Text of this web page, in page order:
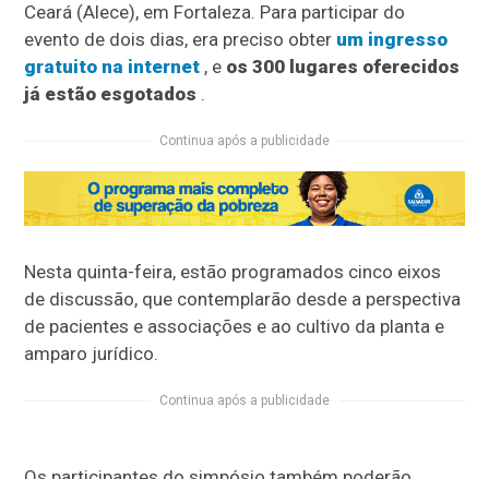
Ceará (Alece), em Fortaleza. Para participar do
evento de dois dias, era preciso obter um ingresso
gratuito na internet , e os 300 lugares oferecidos
já estão esgotados .
Continua após a publicidade
Nesta quinta-feira, estão programados cinco eixos
de discussão, que contemplarão desde a perspectiva
de pacientes e associações e ao cultivo da planta e
amparo jurídico.
Continua após a publicidade